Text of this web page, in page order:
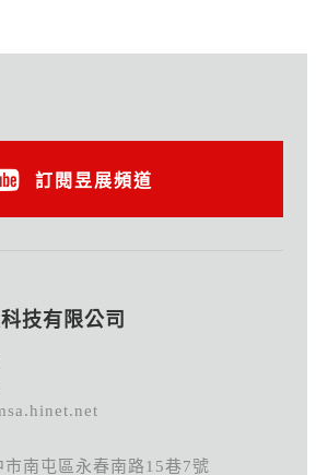
訂閱昱展頻道
技有限公司
南屯區永春南路15巷7號